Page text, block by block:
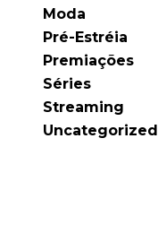
Moda
Pré-Estréia
Premiações
Séries
Streaming
Uncategorized